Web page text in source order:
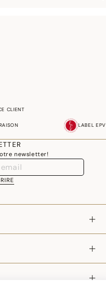
CLIENT
LABEL EPV
newsletter!